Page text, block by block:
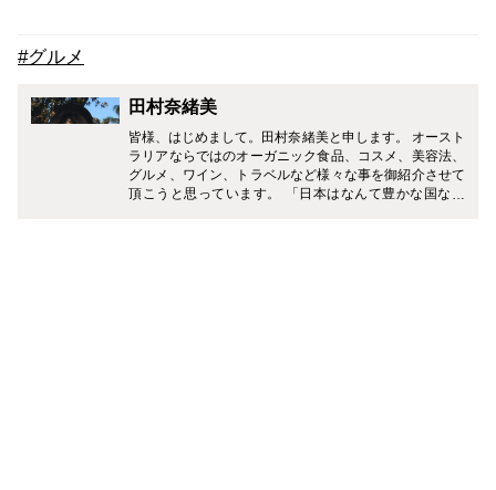
#グルメ
田村奈緒美
皆様、はじめまして。田村奈緒美と申します。 オースト
ラリアならではのオーガニック食品、コスメ、美容法、
グルメ、ワイン、トラベルなど様々な事を御紹介させて
頂こうと思っています。 「日本はなんて豊かな国なん